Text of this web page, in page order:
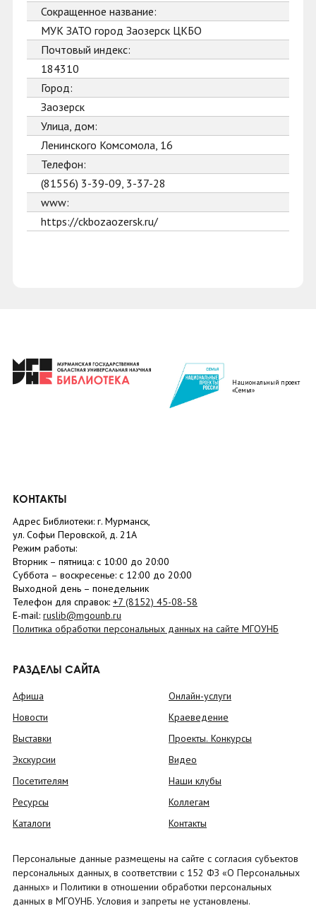
Сокращенное название:
МУК ЗАТО город Заозерск ЦКБО
Почтовый индекс:
184310
Город:
Заозерск
Улица, дом:
Ленинского Комсомола, 16
Телефон:
(81556) 3-39-09, 3-37-28
www:
https://ckbozaozersk.ru/
Национальный проект
«Семья»
КОНТАКТЫ
Адрес Библиотеки: г. Мурманск,
ул. Софьи Перовской, д. 21А
Режим работы:
Вторник – пятница: с 10:00 до 20:00
Суббота – воскресенье: c 12:00 до 20:00
Выходной день – понедельник
Телефон для справок: +7 (8152) 45-08-58
E-mail: ruslib@mgounb.ru
Политика обработки персональных данных на сайте МГОУНБ
РАЗДЕЛЫ САЙТА
Афиша
Новости
Выставки
Экскурсии
Посетителям
Ресурсы
Каталоги
Онлайн-услуги
Краеведение
Проекты. Конкурсы
Видео
Наши клубы
Коллегам
Контакты
Персональные данные размещены на сайте с согласия субъектов
персональных данных, в соответствии с 152 ФЗ «О Персональных
данных» и Политики в отношении обработки персональных
данных в МГОУНБ. Условия и запреты не установлены.